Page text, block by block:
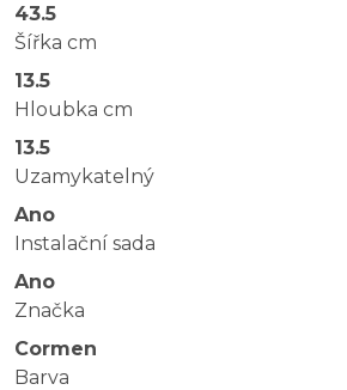
43.5
Šířka cm
13.5
Hloubka cm
13.5
Uzamykatelný
Ano
Instalační sada
Ano
Značka
Cormen
Barva